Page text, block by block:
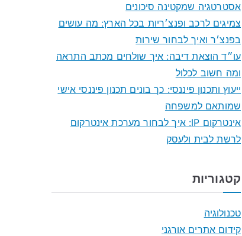
אסטרטגיה שמקטינה סיכונים
צמיגים לרכב ופנצ׳ריות בכל הארץ: מה עושים
בפנצ׳ר ואיך לבחור שירות
עו״ד הוצאת דיבה: איך שולחים מכתב התראה
ומה חשוב לכלול
ייעוץ ותכנון פיננסי: כך בונים תכנון פיננסי אישי
שמותאם למשפחה
אינטרקום IP: איך לבחור מערכת אינטרקום
לרשת לבית ולעסק
קטגוריות
טכנולוגיה
קידום אתרים אורגני